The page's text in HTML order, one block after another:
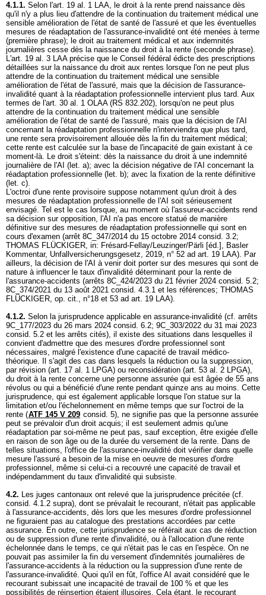
4.1.1. Selon l'art. 19 al. 1 LAA, le droit à la rente prend naissance dès
qu'il n'y a plus lieu d'attendre de la continuation du traitement médical une
sensible amélioration de l'état de santé de l'assuré et que les éventuelles
mesures de réadaptation de l'assurance-invalidité ont été menées à terme
(première phrase); le droit au traitement médical et aux indemnités
journalières cesse dès la naissance du droit à la rente (seconde phrase).
L'art. 19 al. 3 LAAprécise que le Conseil fédéral édicte des prescriptions
détaillées sur la naissance du droit aux rentes lorsque l'on ne peut plus
attendre de la continuation du traitement médical une sensible
amélioration de l'état de l'assuré, mais que la décision de l'assurance-
invalidité quant à la réadaptation professionnelle intervient plus tard. Aux
termes de l'art. 30 al. 1 OLAA(RS 832.202), lorsqu'on ne peut plus
attendre de la continuation du traitement médical une sensible
amélioration de l'état de santé de l'assuré, mais que la décision de l'AI
concernant la réadaptation professionnelle n'interviendra que plus tard,
une rente sera provisoirement allouée dès la fin du traitement médical;
cette rente est calculée sur la base de l'incapacité de gain existant à ce
moment-là. Le droit s'éteint: dès la naissance du droit à une indemnité
journalière de l'AI (let. a); avec la décision négative de l'AI concernant la
réadaptation professionnelle (let. b); avec la fixation de la rente définitive
(let. c).
L'octroi d'une rente provisoire suppose notamment qu'un droit à des
mesures de réadaptation professionnelle de l'AI soit sérieusement
envisagé. Tel est le cas lorsque, au moment où l'assureur-accidents rend
sa décision sur opposition, l'AI n'a pas encore statué de manière
définitive sur des mesures de réadaptation professionnelle qui sont en
cours d'examen (arrêt 8C_347/2014 du 15 octobre 2014 consid. 3.2;
THOMAS FLÜCKIGER, in: Frésard-Fellay/Leuzinger/Pärli [éd.], Basler
Kommentar, Unfallversicherungsgesetz, 2019, n° 52 ad art. 19 LAA). Par
ailleurs, la décision de l'AI à venir doit porter sur des mesures qui sont de
nature à influencer le taux d'invalidité déterminant pour la rente de
l'assurance-accidents (arrêts 8C_424/2023 du 21 février 2024 consid. 5.2;
8C_374/2021 du 13 août 2021 consid. 4.3.1 et les références; THOMAS
FLÜCKIGER, op. cit., n°18 et 53 ad art. 19 LAA).
4.1.2. Selon la jurisprudence applicable en assurance-invalidité (cf. arrêts
9C_177/2023 du 26 mars 2024 consid. 6.2; 9C_303/2022 du 31 mai 2023
consid. 5.2 et les arrêts cités), il existe des situations dans lesquelles il
convient d'admettre que des mesures d'ordre professionnel sont
nécessaires, malgré l'existence d'une capacité de travail médico-
théorique. Il s'agit des cas dans lesquels la réduction ou la suppression,
par révision (art. 17 al. 1 LPGA) ou reconsidération (art. 53 al. 2 LPGA),
du droit à la rente concerne une personne assurée qui est âgée de 55 ans
révolus ou qui a bénéficié d'une rente pendant quinze ans au moins. Cette
jurisprudence, qui est également applicable lorsque l'on statue sur la
limitation et/ou l'échelonnement en même temps que sur l'octroi de la
rente (ATF 145 V 209 consid. 5), ne signifie pas que la personne assurée
peut se prévaloir d'un droit acquis; il est seulement admis qu'une
réadaptation par soi-même ne peut pas, sauf exception, être exigée d'elle
en raison de son âge ou de la durée du versement de la rente. Dans de
telles situations, l'office de l'assurance-invalidité doit vérifier dans quelle
mesure l'assuré a besoin de la mise en oeuvre de mesures d'ordre
professionnel, même si celui-ci a recouvré une capacité de travail et
indépendamment du taux d'invalidité qui subsiste.
4.2. Les juges cantonaux ont relevé que la jurisprudence précitée (cf.
consid. 4.1.2 supra), dont se prévalait le recourant, n'était pas applicable
à l'assurance-accidents, dès lors que les mesures d'ordre professionnel
ne figuraient pas au catalogue des prestations accordées par cette
assurance. En outre, cette jurisprudence se référait aux cas de réduction
ou de suppression d'une rente d'invalidité, ou à l'allocation d'une rente
échelonnée dans le temps, ce qui n'était pas le cas en l'espèce. On ne
pouvait pas assimiler la fin du versement d'indemnités journalières de
l'assurance-accidents à la réduction ou la suppression d'une rente de
l'assurance-invalidité. Quoi qu'il en fût, l'office AI avait considéré que le
recourant subissait une incapacité de travail de 100 % et que les
possibilités de réinsertion étaient illusoires. Cela étant, le recourant